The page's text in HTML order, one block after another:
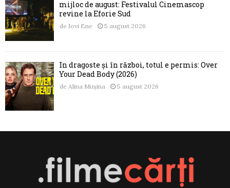
mijloc de august: Festivalul Cinemascop
revine la Eforie Sud
de Jovi Ene 5 august 2026
În dragoste și în război, totul e permis: Over
Your Dead Body (2026)
de Alina Mușina 5 august 2026